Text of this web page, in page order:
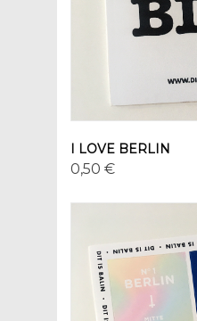
I LOVE BERLIN
0,50 €